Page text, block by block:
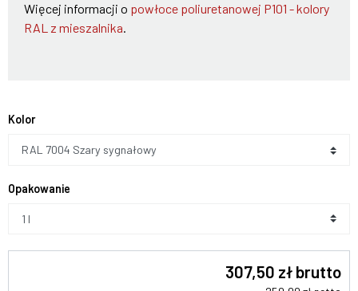
Więcej informacji o powłoce poliuretanowej P101 - kolory
RAL z mieszalnika.
Kolor
RAL 7004 Szary sygnałowy
Opakowanie
307,50 zł brutto